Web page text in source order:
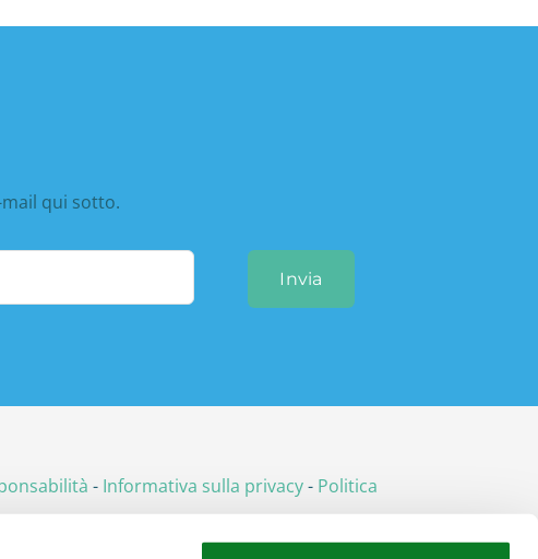
qui sotto.
Invia
- Informativa sulla privacy- Politica